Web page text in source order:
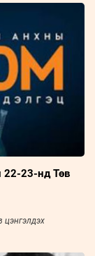
22-23-нд Төв
цэнгэлдэх